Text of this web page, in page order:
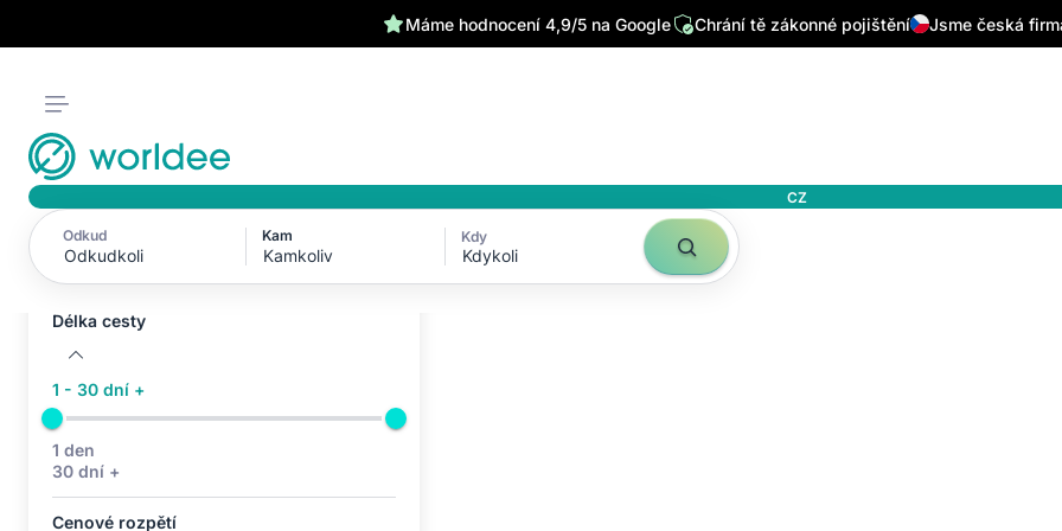
Máme hodnocení 4,9/5 na Google Chrání tě zákonné pojištění Jsme česká
CZ
Odkud Kam Kdy
Kdykoli
Aktivní filtry (0)
Žádné aktivní filtry
Délka cesty
1 - 30 dní +
1 den
30 dní +
Cenové rozpětí